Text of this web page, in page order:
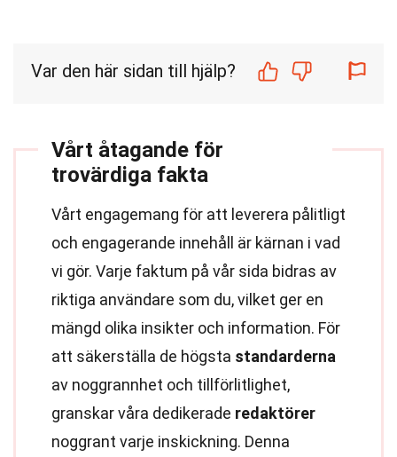
Var den här sidan till hjälp?
Vårt åtagande för
trovärdiga fakta
Vårt engagemang för att leverera pålitligt
och engagerande innehåll är kärnan i vad
vi gör. Varje faktum på vår sida bidras av
riktiga användare som du, vilket ger en
mängd olika insikter och information. För
att säkerställa de högsta standarderna
av noggrannhet och tillförlitlighet,
granskar våra dedikerade redaktörer
noggrant varje inskickning. Denna